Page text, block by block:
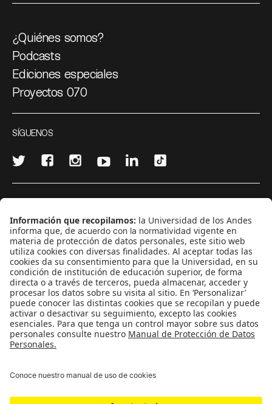
¿Quiénes somos?
Podcasts
Ediciones especiales
Proyectos 070
SÍGUENOS
CONTÁCTANOS
cerosetenta@uniandes.edu.co
BOGOTÁ, COLOMBIA
NEWSLETTER